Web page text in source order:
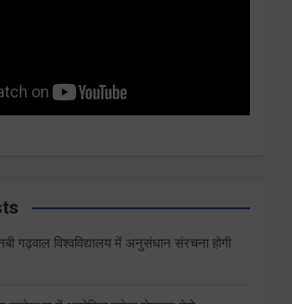
गढ़वाल विश्वविद्यालय में अनुसंधान संरचना होगी